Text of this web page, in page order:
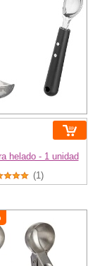
helado - 1 unidad
(1)